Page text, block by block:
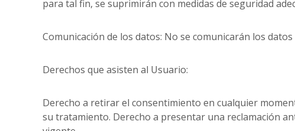
para tal fin, se suprimirán con medidas de seguridad
Comunicación de los datos: No se comunicarán los
Derechos que asisten al Usuario:
Derecho a retirar el consentimiento en cualquier
su tratamiento. Derecho a presentar una reclamación